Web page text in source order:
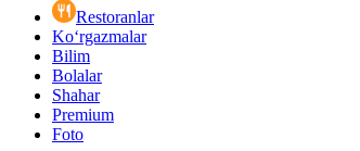
Restoranlar
Ko‘rgazmalar
Bilim
Bolalar
Shahar
Premium
Foto